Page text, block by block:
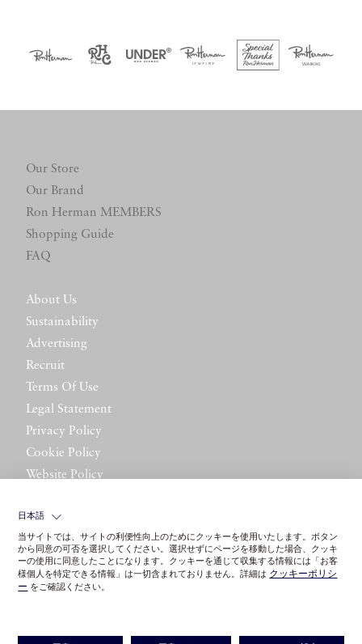
Our Store
Our Brand
Ron Herman MEMBERS
Shopping Guide
FAQ
About Us
Sustainability
Advertising
Recruit
Terms Of Use
Legal Statement
Privacy Policy
Cookie Policy
Website Policy
日本語
当サイトでは、サイトの利便性向上のためにクッキーを使用いたします。ボタン
から同意の可否を選択してください。選択せずにページを移動した場合、クッキ
ーの使用に同意したことになります。クッキーを通じて収集する情報には「お客
様個人を特定できる情報」は一切含まれておりません。詳細は クッキーポリシ
ー をご確認ください。